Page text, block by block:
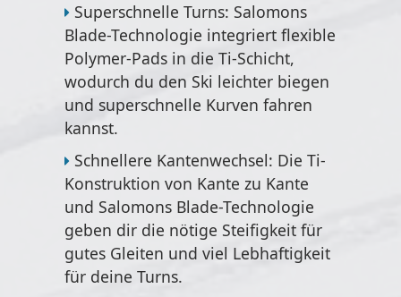
Superschnelle Turns: Salomons
Blade-Technologie integriert flexible
Polymer-Pads in die Ti-Schicht,
wodurch du den Ski leichter biegen
und superschnelle Kurven fahren
kannst.
Schnellere Kantenwechsel: Die Ti-
Konstruktion von Kante zu Kante
und Salomons Blade-Technologie
geben dir die nötige Steifigkeit für
gutes Gleiten und viel Lebhaftigkeit
für deine Turns.